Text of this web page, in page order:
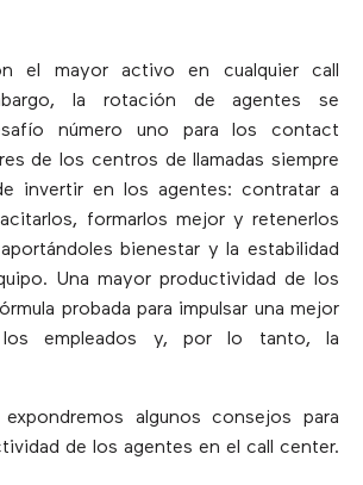
el mayor activo en cualquier call
la rotación de agentes se
número uno para los contact
de los centros de llamadas siempre
invertir en los agentes: contratar a
formarlos mejor y retenerlos
bienestar y la estabilidad
Una mayor productividad de los
probada para impulsar una mejor
empleados y, por lo tanto, la
algunos consejos para
de los agentes en el call center.